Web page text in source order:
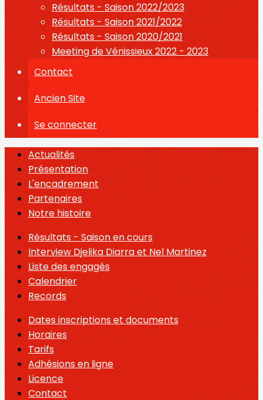
Résultats - Saison 2022/2023
Résultats - Saison 2021/2022
Résultats - Saison 2020/2021
Meeting de Vénissieux 2022 - 2023
Contact
Ancien Site
Se connecter
Actualités
Présentation
L'encadrement
Partenaires
Notre histoire
Résultats - Saison en cours
Interview Djelika Diarra et Nel Martinez
Liste des engagés
Calendrier
Records
Dates inscriptions et documents
Horaires
Tarifs
Adhésions en ligne
Licence
Contact